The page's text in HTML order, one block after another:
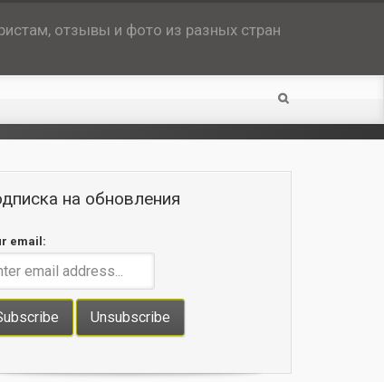
отзывы и фото из разных стран
на обновления
email: